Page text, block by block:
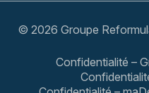
© 2026 Groupe
Confidentialité –